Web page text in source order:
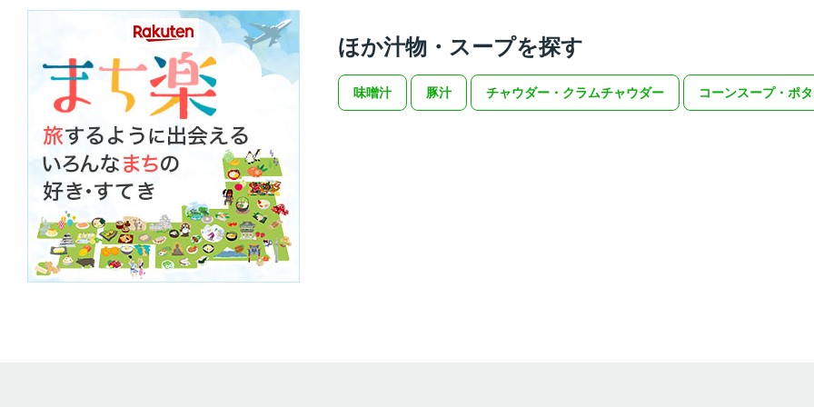
ほか汁物・スープを探す
味噌汁 豚汁 チャウダー・クラムチャウダー コーンスープ・ポ